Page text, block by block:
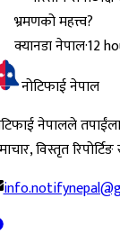
क्यानडा नेपाल·12
नोटिफाई नेपाल
नेपालले
विस्तृत